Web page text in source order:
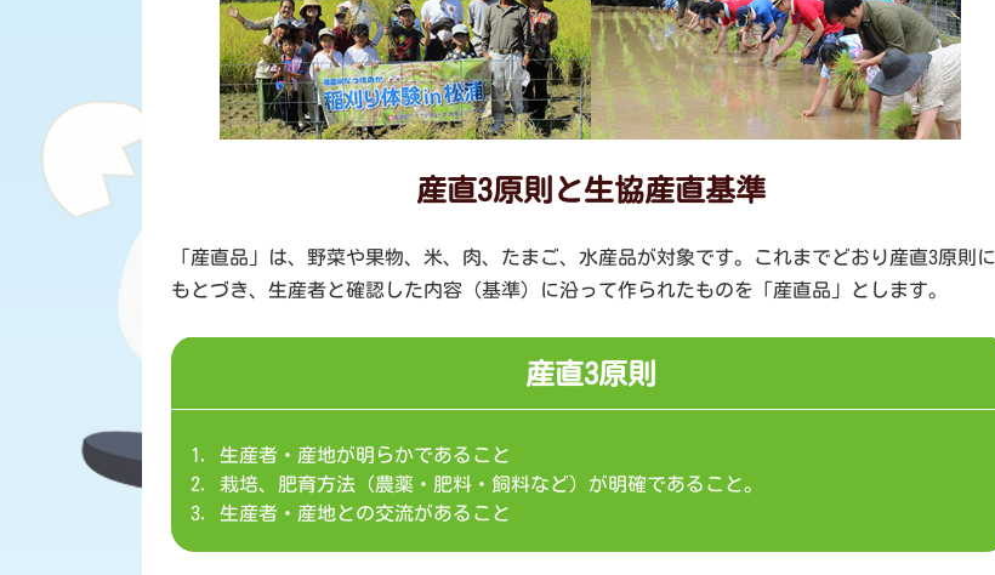
産直3原則と生協産直基準
「産直品」は、野菜や果物、米、肉、たまご、水産品が対象です。これまでどおり産直3原則に
もとづき、生産者と確認した内容（基準）に沿って作られたものを「産直品」とします。
産直3原則
生産者・産地が明らかであること
栽培、肥育方法（農薬・肥料・飼料など）が明確であること。
生産者・産地との交流があること